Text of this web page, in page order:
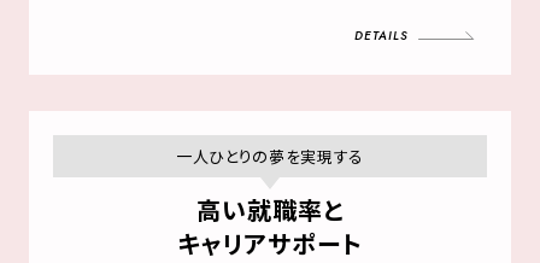
DETAILS
一人ひとりの夢を実現する
高い就職率と
キャリアサポート